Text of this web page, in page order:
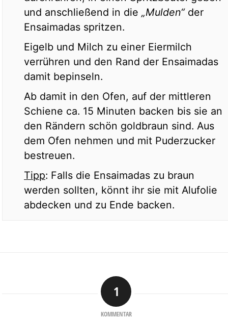
und anschließend in die „Mulden“ der
Ensaimadas spritzen.
Eigelb und Milch zu einer Eiermilch
verrühren und den Rand der Ensaimadas
damit bepinseln.
Ab damit in den Ofen, auf der mittleren
Schiene ca. 15 Minuten backen bis sie an
den Rändern schön goldbraun sind. Aus
dem Ofen nehmen und mit Puderzucker
bestreuen.
Tipp: Falls die Ensaimadas zu braun
werden sollten, könnt ihr sie mit Alufolie
abdecken und zu Ende backen.
1
KOMMENTAR